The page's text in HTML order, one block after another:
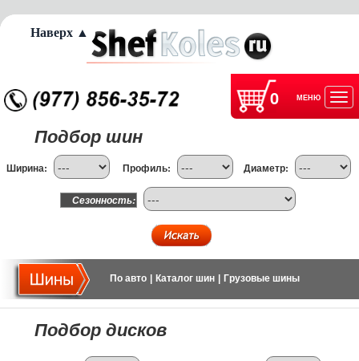
0 МЕНЮ
Подбор шин
Ширина: Профиль: Диаметр:
Сезонность:
По авто Каталог шин Грузовые шины
Подбор дисков
Наверх ▲